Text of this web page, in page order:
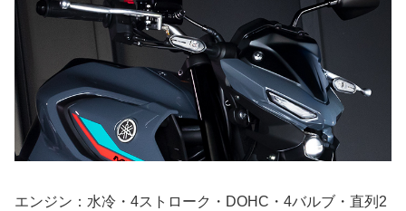
エンジン：水冷・4ストローク・DOHC・4バルブ・直列2